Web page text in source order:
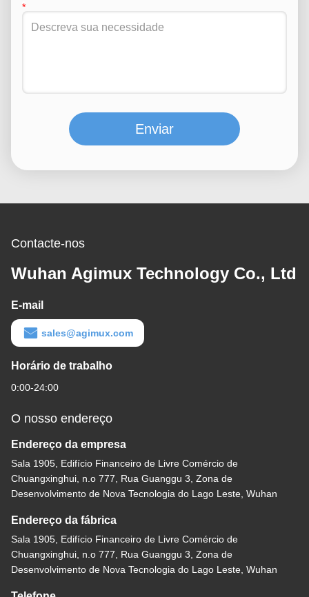
Enviar
Contacte-nos
Wuhan Agimux Technology Co., Ltd
E-mail
sales@agimux.com
Horário de trabalho
0:00-24:00
O nosso endereço
Endereço da empresa
Sala 1905, Edifício Financeiro de Livre Comércio de
Chuangxinghui, n.o 777, Rua Guanggu 3, Zona de
Desenvolvimento de Nova Tecnologia do Lago Leste, Wuhan
Endereço da fábrica
Sala 1905, Edifício Financeiro de Livre Comércio de
Chuangxinghui, n.o 777, Rua Guanggu 3, Zona de
Desenvolvimento de Nova Tecnologia do Lago Leste, Wuhan